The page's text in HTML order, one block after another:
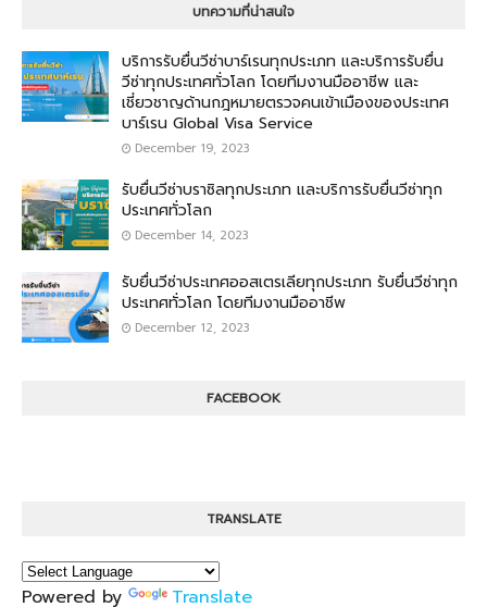
บทความที่น่าสนใจ
บริการรับยื่นวีซ่าบาร์เรนทุกประเภท และบริการรับยื่น
วีซ่าทุกประเทศทั่วโลก โดยทีมงานมืออาชีพ และ
เชี่ยวชาญด้านกฎหมายตรวจคนเข้าเมืองของประเทศ
บาร์เรน Global Visa Service
December 19, 2023
รับยื่นวีซ่าบราซิลทุกประเภท และบริการรับยื่นวีซ่าทุก
ประเทศทั่วโลก
December 14, 2023
รับยื่นวีซ่าประเทศออสเตรเลียทุกประเภท รับยื่นวีซ่าทุก
ประเทศทั่วโลก โดยทีมงานมืออาชีพ
December 12, 2023
FACEBOOK
TRANSLATE
Powered by Translate